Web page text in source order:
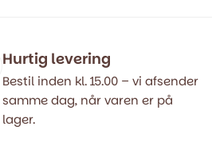
Hurtig levering
Bestil inden kl. 15.00 – vi afsender
samme dag, når varen er på
lager.